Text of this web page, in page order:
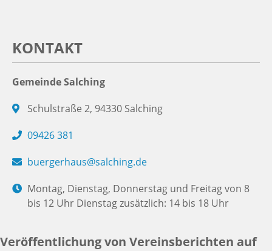
KONTAKT
Gemeinde Salching
Schulstraße 2, 94330 Salching
09426 381
buergerhaus@salching.de
Montag, Dienstag, Donnerstag und Freitag von 8
bis 12 Uhr Dienstag zusätzlich: 14 bis 18 Uhr
Veröffentlichung von Vereinsberichten auf